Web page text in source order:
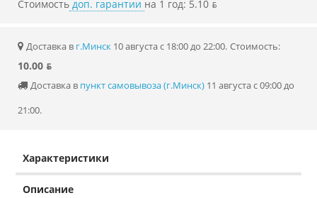
Стоимость доп. гарантии на 1 год: 5.10 ƃ
Доставка в г.Минск 10 августа с 18:00 до 22:00. Стоимость:
10.00 ƃ
Доставка в пункт самовывоза (г.Минск) 11 августа с 09:00 до
21:00.
Характеристики
Описание